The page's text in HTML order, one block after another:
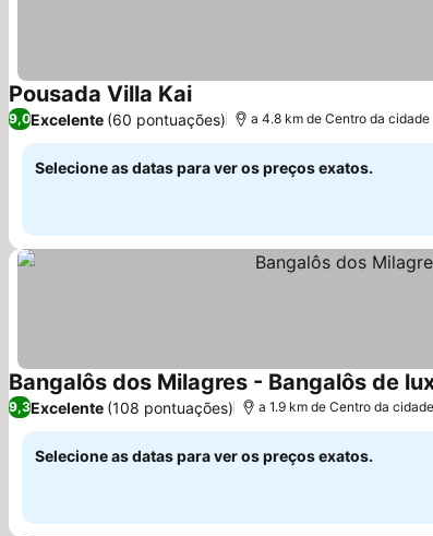
Pousada Villa KaiVer preços
9,0Excelente (60 pontuações) a 4.8 km de Centro da cidade
Selecione as datas para ver os preços exatos.
Bangalôs dos Milagres - Bangalôs de
9,3Excelente (108 pontuações) a 1.9 km de Centro da cidade
Selecione as datas para ver os preços exatos.